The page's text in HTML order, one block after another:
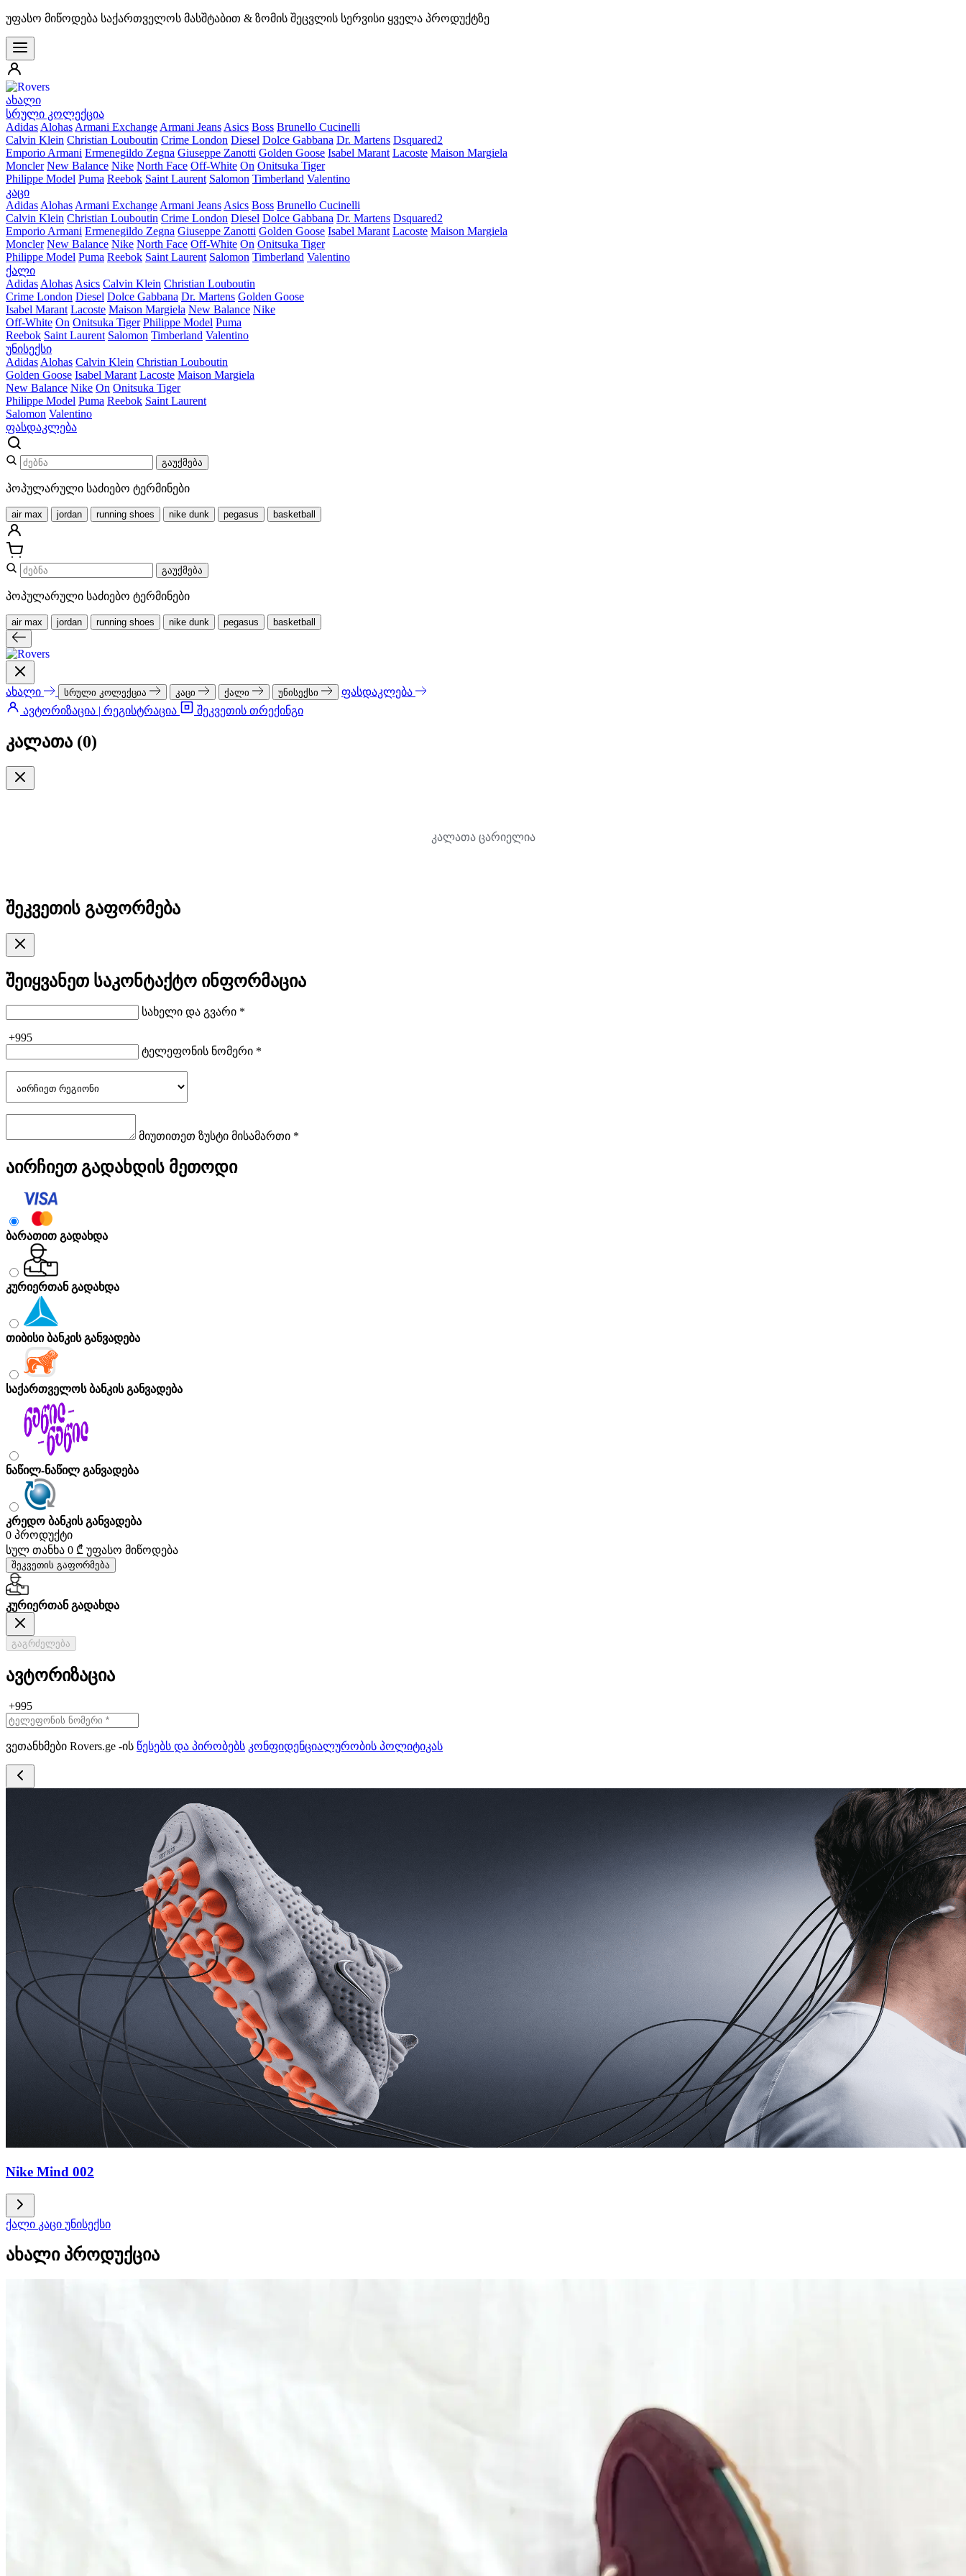
უფასო მიწოდება საქართველოს მასშტაბით & ზომის შეცვლის სერვისი ყველა პროდუქტზე
ახალი
სრული კოლექცია
Adidas Alohas Armani Exchange Armani Jeans Asics Boss Brunello Cucinelli
Calvin Klein Christian Louboutin Crime London Diesel Dolce Gabbana Dr. Martens Dsquared2
Emporio Armani Ermenegildo Zegna Giuseppe Zanotti Golden Goose Isabel Marant Lacoste Maison Margiela
Moncler New Balance Nike North Face Off-White On Onitsuka Tiger
Philippe Model Puma Reebok Saint Laurent Salomon Timberland Valentino
კაცი
Adidas Alohas Armani Exchange Armani Jeans Asics Boss Brunello Cucinelli
Calvin Klein Christian Louboutin Crime London Diesel Dolce Gabbana Dr. Martens Dsquared2
Emporio Armani Ermenegildo Zegna Giuseppe Zanotti Golden Goose Isabel Marant Lacoste Maison Margiela
Moncler New Balance Nike North Face Off-White On Onitsuka Tiger
Philippe Model Puma Reebok Saint Laurent Salomon Timberland Valentino
ქალი
Adidas Alohas Asics Calvin Klein Christian Louboutin
Crime London Diesel Dolce Gabbana Dr. Martens Golden Goose
Isabel Marant Lacoste Maison Margiela New Balance Nike
Off-White On Onitsuka Tiger Philippe Model Puma
Reebok Saint Laurent Salomon Timberland Valentino
უნისექსი
Adidas Alohas Calvin Klein Christian Louboutin
Golden Goose Isabel Marant Lacoste Maison Margiela
New Balance Nike On Onitsuka Tiger
Philippe Model Puma Reebok Saint Laurent
Salomon Valentino
ფასდაკლება
გაუქმება
პოპულარული საძიებო ტერმინები
air max jordan running shoes nike dunk pegasus basketball
გაუქმება
პოპულარული საძიებო ტერმინები
air max jordan running shoes nike dunk pegasus basketball
ახალი სრული კოლექცია კაცი ქალი უნისექსი
ფასდაკლება
ავტორიზაცია | რეგისტრაცია
შეკვეთის თრექინგი
კალათა (0)
კალათა ცარიელია
შეკვეთის გაფორმება
შეიყვანეთ საკონტაქტო ინფორმაცია
სახელი და გვარი *
+995
ტელეფონის ნომერი *
მიუთითეთ ზუსტი მისამართი *
აირჩიეთ გადახდის მეთოდი
ბარათით გადახდა
კურიერთან გადახდა
თიბისი ბანკის განვადება
საქართველოს ბანკის განვადება
ნაწილ-ნაწილ განვადება
კრედო ბანკის განვადება
0 პროდუქტი
სულ თანხა 0 ₾ უფასო მიწოდება
შეკვეთის გაფორმება
კურიერთან გადახდა
გაგრძელება
ავტორიზაცია
+995
ვეთანხმები Rovers.ge -ის წესებს და პირობებს კონფიდენციალურობის პოლიტიკას
Nike Mind 002
ქალი კაცი უნისექსი
ახალი პროდუქცია